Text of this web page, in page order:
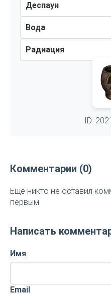
Деспаун
Вода
Радиация
ID:
Комментарии (0)
Ещё никто не оставил
первым.
Написать
Имя
Email